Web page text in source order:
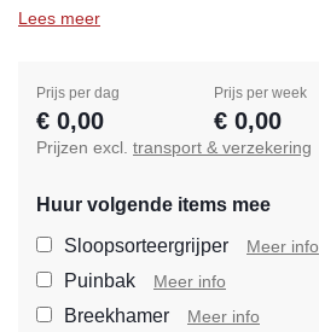
Lees meer
Prijs per dag
€ 0,00
Prijs per week
€ 0,00
Prijzen excl. transport & verzekering
Huur volgende items mee
Sloopsorteergrijper Meer info
Puinbak Meer info
Breekhamer Meer info